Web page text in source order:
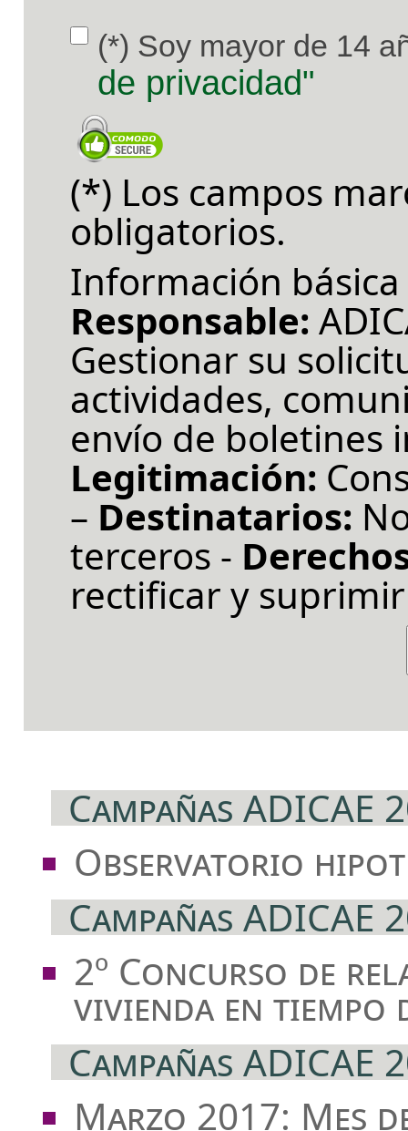
(*) Soy mayor de 14
de privacidad"
(*) Los campos
obligatorios.
Información
Responsable:
Gestionar su
actividades,
envío de boletines
Legitimación:
– Destinatarios:
terceros -
rectificar y
Campañas ADICAE
Observatorio
Campañas ADICAE
2º Concurso de
vivienda en tiempo
Campañas ADICAE
Marzo 2017: Mes